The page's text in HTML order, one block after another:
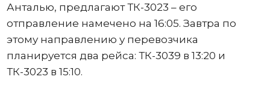
Анталью, предлагают ТК-3023 – его
отправление намечено на 16:05. Завтра по
этому направлению у перевозчика
планируется два рейса: ТК-3039 в 13:20 и
ТК-3023 в 15:10.